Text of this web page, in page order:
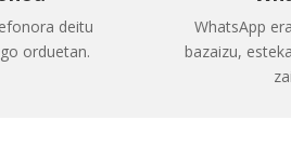
deitu
orduetan.
WhatsApp
bazaizu,